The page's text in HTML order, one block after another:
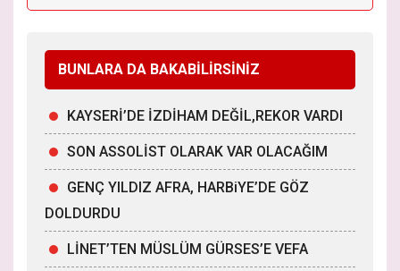
BUNLARA DA BAKABİLİRSİNİZ
KAYSERİ’DE İZDİHAM DEĞİL,REKOR VARDI
SON ASSOLİST OLARAK VAR OLACAĞIM
GENÇ YILDIZ AFRA, HARBiYE’DE GÖZ
DOLDURDU
LİNET’TEN MÜSLÜM GÜRSES’E VEFA